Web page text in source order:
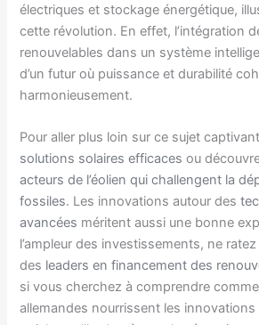
électriques et stockage énergétique,
cette révolution. En effet, l’intégration
renouvelables dans un système
d’un futur où puissance et durabilité
harmonieusement.
Pour aller plus loin sur ce sujet
solutions solaires efficaces ou
acteurs de l’éolien qui challengent la
fossiles. Les innovations autour des
avancées méritent aussi une bonne
l’ampleur des investissements, ne
des leaders en financement des
si vous cherchez à comprendre
allemandes nourrissent les